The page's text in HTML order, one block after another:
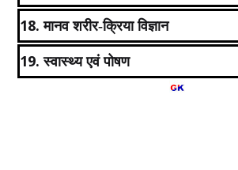
18.मानव शरीर-क्रिया विज्ञान
19.स्वास्थ्य एवं पोषण